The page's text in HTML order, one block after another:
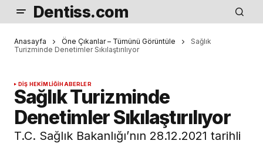
Dentiss.com
Anasayfa Öne Çıkanlar – Tümünü Görüntüle
Sağlık
Turizminde Denetimler Sıkılaştırılıyor
DIŞ HEKIMLIĞIHABERLER
Sağlık Turizminde
Denetimler Sıkılaştırılıyor
T.C. Sağlık Bakanlığı’nın 28.12.2021 tarihli